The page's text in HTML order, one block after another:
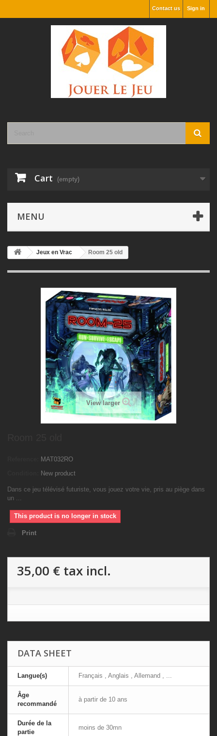
Sign in
Contact us
Cart (empty)
MENU
Jeux en Vrac Room 25 old
View larger
MAT032RO
New product
Dans ce jeu télévisé futuriste, vous jouez votre vie, pris au piège dans
un ...
This product is no longer in stock
Print
35,00 € tax incl.
DATA SHEET
Langue(s) Français , Anglais , Allemand , ...
Âge
recommandé
à partir de 10 ans
Durée de la
partie
moins de 30mn